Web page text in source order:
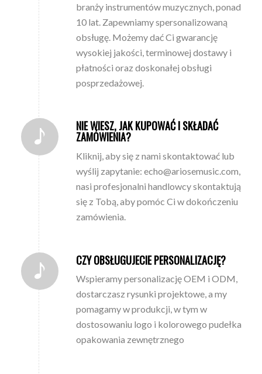
branży instrumentów muzycznych, ponad
10 lat. Zapewniamy spersonalizowaną
obsługę. Możemy dać Ci gwarancję
wysokiej jakości, terminowej dostawy i
płatności oraz doskonałej obsługi
posprzedażowej.
NIE WIESZ, JAK KUPOWAĆ I SKŁADAĆ
ZAMÓWIENIA?
Kliknij, aby się z nami skontaktować lub
wyślij zapytanie: echo@ariosemusic.com,
nasi profesjonalni handlowcy skontaktują
się z Tobą, aby pomóc Ci w dokończeniu
zamówienia.
CZY OBSŁUGUJECIE PERSONALIZACJĘ?
Wspieramy personalizację OEM i ODM,
dostarczasz rysunki projektowe, a my
pomagamy w produkcji, w tym w
dostosowaniu logo i kolorowego pudełka
opakowania zewnętrznego